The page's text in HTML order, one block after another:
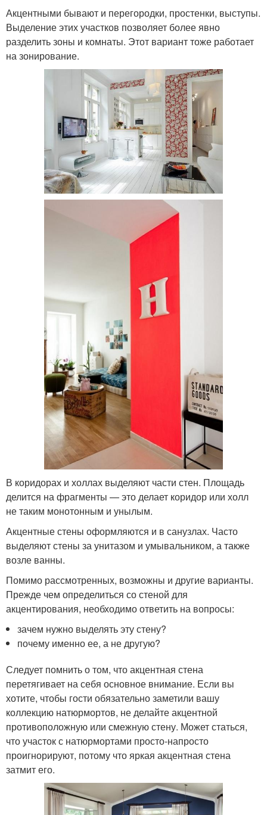
Акцентными бывают и перегородки, простенки, выступы.
Выделение этих участков позволяет более явно
разделить зоны и комнаты. Этот вариант тоже работает
на зонирование.
В коридорах и холлах выделяют части стен. Площадь
делится на фрагменты — это делает коридор или холл
не таким монотонным и унылым.
Акцентные стены оформляются и в санузлах. Часто
выделяют стены за унитазом и умывальником, а также
возле ванны.
Помимо рассмотренных, возможны и другие варианты.
Прежде чем определиться со стеной для
акцентирования, необходимо ответить на вопросы:
зачем нужно выделять эту стену?
почему именно ее, а не другую?
Следует помнить о том, что акцентная стена
перетягивает на себя основное внимание. Если вы
хотите, чтобы гости обязательно заметили вашу
коллекцию натюрмортов, не делайте акцентной
противоположную или смежную стену. Может статься,
что участок с натюрмортами просто-напросто
проигнорируют, потому что яркая акцентная стена
затмит его.